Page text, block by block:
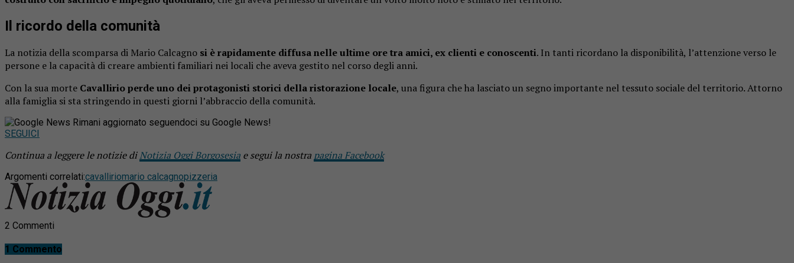
Il ricordo della comunità
La notizia della scomparsa di Mario Calcagno si è rapidamente diffusa nelle ultime ore tra amici, ex clienti e conoscenti. In tanti ricordano la disponibilità, l’attenzione verso le
persone e la capacità di creare ambienti familiari nei locali che aveva gestito nel corso degli anni.
Con la sua morte Cavallirio perde uno dei protagonisti storici della ristorazione locale, una figura che ha lasciato un segno importante nel tessuto sociale del territorio. Attorno
alla famiglia si sta stringendo in questi giorni l’abbraccio della comunità.
Rimani aggiornato seguendoci su Google News!
SEGUICI
Continua a leggere le notizie diNotizia Oggi Borgosesia e segui la nostra pagina Facebook
Argomenti correlati:cavalliriomario calcagnopizzeria
2 Commenti
1 Commento